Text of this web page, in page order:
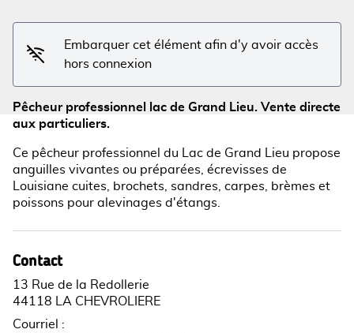
Embarquer cet élément afin d'y avoir accès
hors connexion
Pêcheur professionnel lac de Grand Lieu. Vente directe
aux particuliers.
Ce pêcheur professionnel du Lac de Grand Lieu propose
anguilles vivantes ou préparées, écrevisses de
Louisiane cuites, brochets, sandres, carpes, brèmes et
poissons pour alevinages d'étangs.
Contact
13 Rue de la Redollerie
44118 LA CHEVROLIERE
Courriel
: